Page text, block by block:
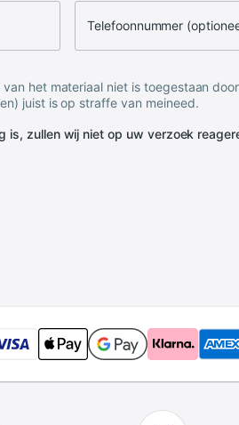
Telefoonnummer
het materiaal niet is toegestaan
juist is op straffe van meineed.
is, zullen wij niet op uw verzoek